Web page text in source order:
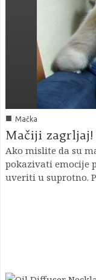
■ Mačka
Mačiji zagrljaj!
Ako mislite da su
pokazivati emocije
uveriti u suprotno.